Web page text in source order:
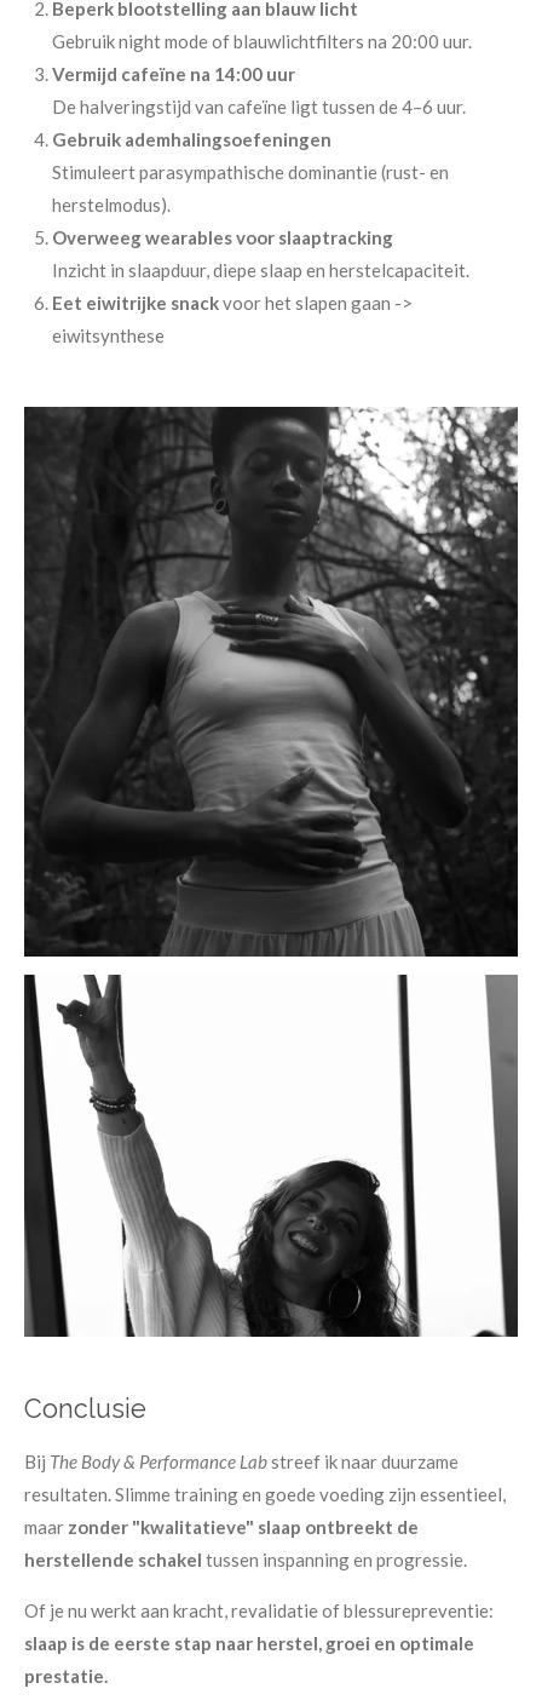
Beperk blootstelling aan blauw licht
Gebruik night mode of blauwlichtfilters na 20:00 uur.
Vermijd cafeïne na 14:00 uur
De halveringstijd van cafeïne ligt tussen de 4–6 uur.
Gebruik ademhalingsoefeningen
Stimuleert parasympathische dominantie (rust- en
herstelmodus).
Overweeg wearables voor slaaptracking
Inzicht in slaapduur, diepe slaap en herstelcapaciteit.
Eet eiwitrijke snackvoor het slapen gaan ->
eiwitsynthese
Conclusie
Bij The Body & Performance Labstreef ik naar duurzame
resultaten. Slimme training en goede voeding zijn essentieel,
maar zonder "kwalitatieve" slaap ontbreekt de
herstellende schakel tussen inspanning en progressie.
Of je nu werkt aan kracht, revalidatie of blessurepreventie:
slaap is de eerste stap naar herstel, groei en optimale
prestatie.